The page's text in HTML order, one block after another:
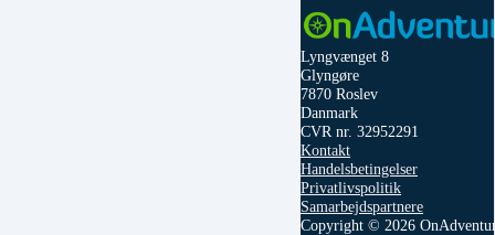
Lyngvænget 8
Glyngøre
7870 Roslev
Danmark
CVR nr. 32952291
Kontakt
Handelsbetingelser
Privatlivspolitik
Samarbejdspartnere
Copyright © 2026